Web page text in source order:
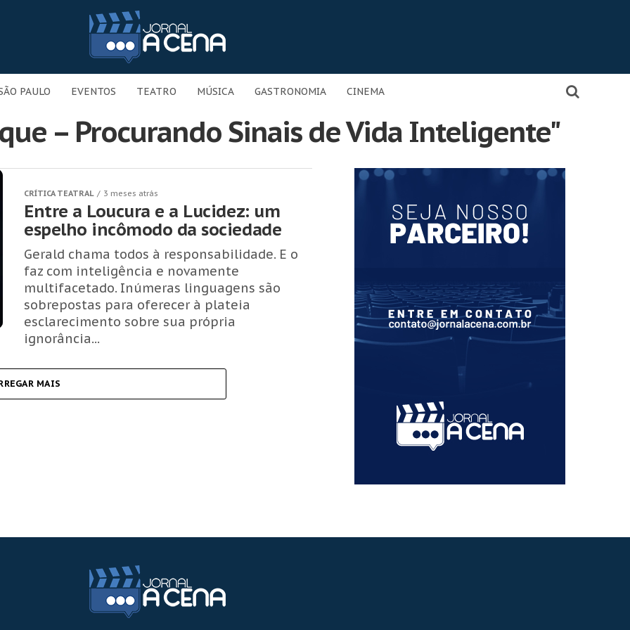
PAULO EVENTOS TEATRO MÚSICA GASTRONOMIA CINEMA
– Procurando Sinais de Vida Inteligente"
CRÍTICA TEATRAL 3 meses atrás
Entre a Loucura e a Lucidez: um
espelho incômodo da sociedade
Gerald chama todos à responsabilidade. E o
faz com inteligência e novamente
multifacetado. Inúmeras linguagens são
sobrepostas para oferecer à plateia
esclarecimento sobre sua própria
ignorância...
MAIS